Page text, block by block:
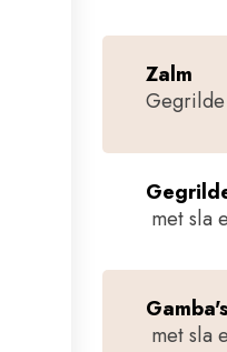
Zalm
met sla
met sla